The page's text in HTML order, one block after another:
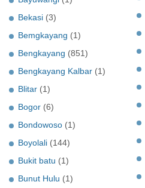
Bekasi (3)
Bemgkayang (1)
Bengkayang (851)
Bengkayang Kalbar (1)
Blitar (1)
Bogor (6)
Bondowoso (1)
Boyolali (144)
Bukit batu (1)
Bunut Hulu (1)